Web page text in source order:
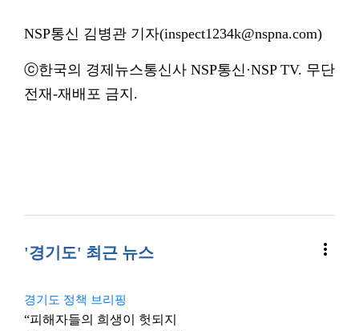
NSP통신 김병관 기자(inspect1234k@nspna.com)
ⓒ한국의 경제뉴스통신사 NSP통신·NSP TV. 무단
전재-재배포 금지.
'경기도' 최근 뉴스 more_vert
경기도 정책 브리핑
“피해자들의 희생이 헛되지